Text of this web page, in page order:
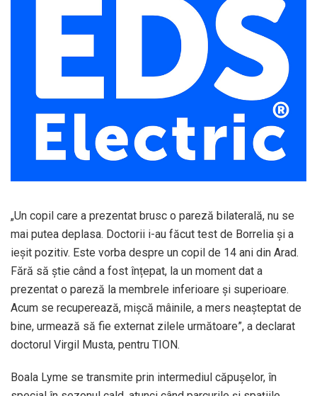
„Un copil care a prezentat brusc o pareză bilaterală, nu se
mai putea deplasa. Doctorii i-au făcut test de Borrelia și a
ieșit pozitiv. Este vorba despre un copil de 14 ani din Arad.
Fără să știe când a fost înțepat, la un moment dat a
prezentat o pareză la membrele inferioare și superioare.
Acum se recuperează, mișcă mâinile, a mers neașteptat de
bine, urmează să fie externat zilele următoare”, a declarat
doctorul Virgil Musta, pentru TION.
Boala Lyme se transmite prin intermediul căpușelor, în